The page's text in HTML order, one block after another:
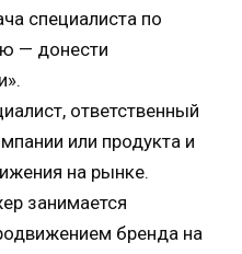
специалиста по
— донести
ответственный
или продукта и
на рынке.
занимается
бренда на